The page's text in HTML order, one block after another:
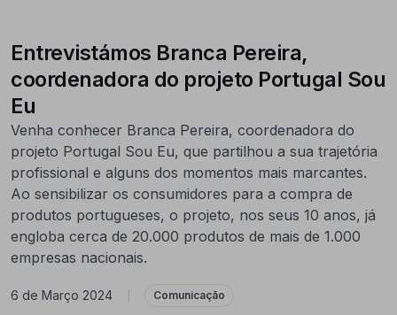
Entrevistámos Branca Pereira,
coordenadora do projeto Portugal Sou
Eu
Venha conhecer Branca Pereira, coordenadora do
projeto Portugal Sou Eu, que partilhou a sua trajetória
profissional e alguns dos momentos mais marcantes.
Ao sensibilizar os consumidores para a compra de
produtos portugueses, o projeto, nos seus 10 anos, já
engloba cerca de 20.000 produtos de mais de 1.000
empresas nacionais.
6 de Março 2024 Comunicação